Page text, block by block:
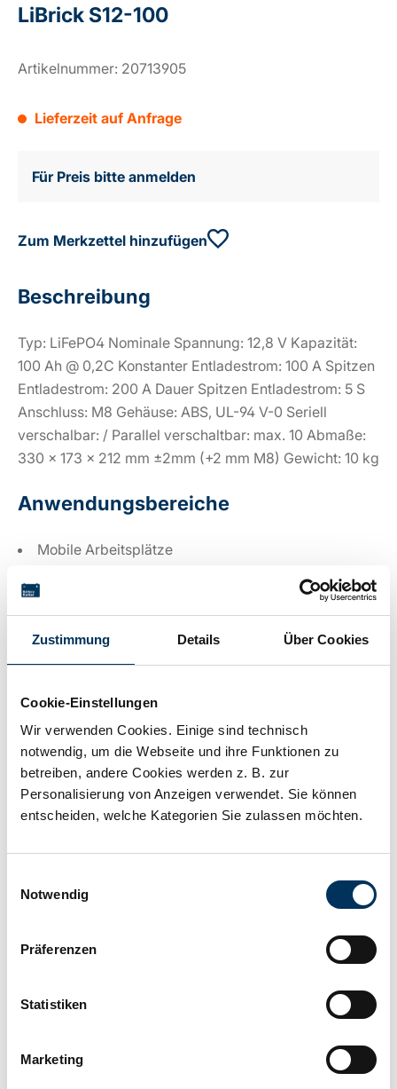
Zustimmung Details Über Cookies
Cookie-Einstellungen
Wir verwenden Cookies. Einige sind technisch
notwendig, um die Webseite und ihre Funktionen zu
betreiben, andere Cookies werden z. B. zur
Personalisierung von Anzeigen verwendet. Sie können
entscheiden, welche Kategorien Sie zulassen möchten.
Notwendig
Präferenzen
Statistiken
Marketing
LiBrick S12-100
Artikelnummer: 20713905
Lieferzeit auf Anfrage
Für Preis bitte anmelden
Zum Merkzettel hinzufügen
Beschreibung
Typ: LiFePO4 Nominale Spannung: 12,8 V Kapazität:
100 Ah @ 0,2C Konstanter Entladestrom: 100 A Spitzen
Entladestrom: 200 A Dauer Spitzen Entladestrom: 5 S
Anschluss: M8 Gehäuse: ABS, UL-94 V-0 Seriell
verschalbar: / Parallel verschaltbar: max. 10 Abmaße:
330 x 173 x 212 mm ±2mm (+2 mm M8) Gewicht: 10 kg
Anwendungsbereiche
Mobile Arbeitsplätze
USV/Backup
FTS
Speicherlösung
Technische Details
Spannung: 12,8V